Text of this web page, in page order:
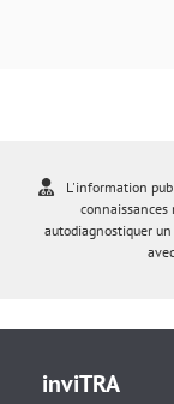
L'information
autodiagnostiquer
inviTRA